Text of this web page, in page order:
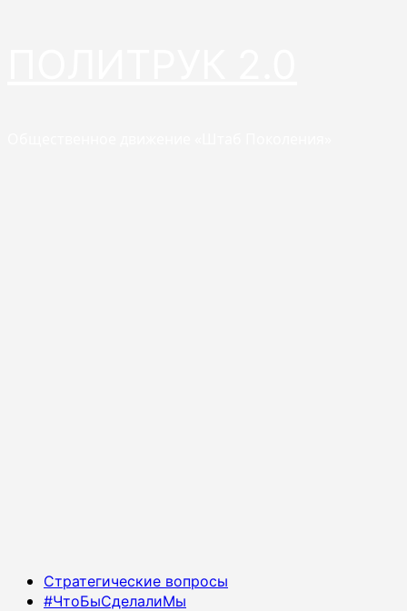
Основное
меню
Стратегические вопросы
#ЧтоБыСделалиМы